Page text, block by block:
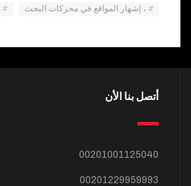
، إشهار المواقع في محركات البحث
أتصل بنا الأن
00201001125040
00201229959993